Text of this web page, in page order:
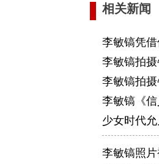
相关新闻
李敏镐凭
李敏镐拍
李敏镐拍
李敏镐《
少女时代
李敏镐照